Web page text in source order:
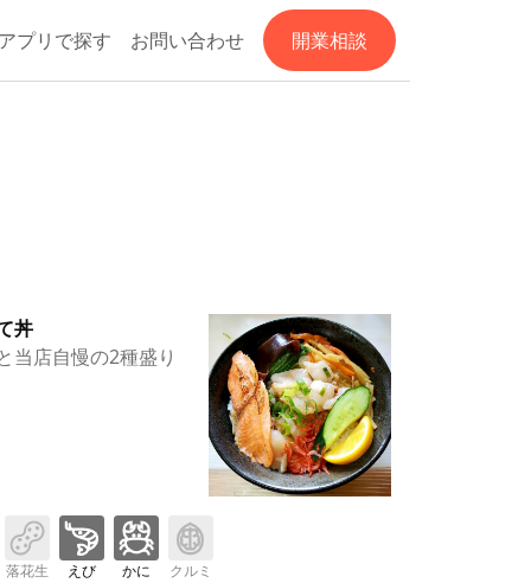
プリで探す お問い合わせ 開業相談
丼
当店自慢の2種盛り
落花生 えび かに クルミ